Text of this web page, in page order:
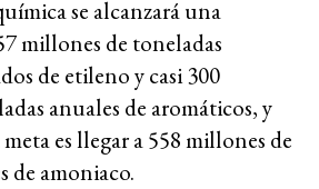
se alcanzará una
millones de toneladas
de etileno y casi 300
anuales de aromáticos, y
es llegar a 558 millones de
de amoniaco.